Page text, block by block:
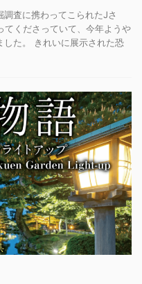
査に携わってこられたJさ
てくださっていて、今年ようや
した。 きれいに展示された恐